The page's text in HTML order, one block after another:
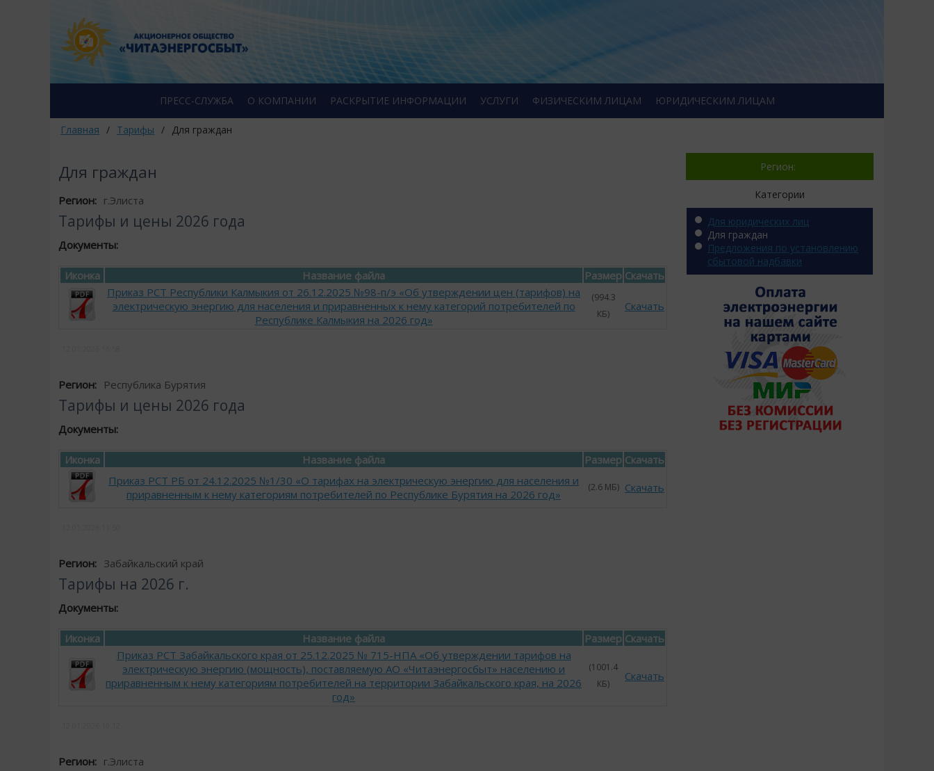
ПРЕСС-СЛУЖБА О КОМПАНИИ РАСКРЫТИЕ ИНФОРМАЦИИ УСЛУГИ ФИЗИЧЕСКИМ ЛИЦАМ ЮРИДИЧЕСКИМ ЛИЦАМ
Главная / Тарифы / Для граждан
Для граждан
Регион: г.Элиста
Тарифы и цены 2026 года
Документы:
Иконка Название файла Размер Скачать
Приказ РСТ Республики Калмыкия от 26.12.2025 №98-п/э «Об утверждении цен (тарифов) на
электрическую энергию для населения и приравненных к нему категорий потребителей по
Республике Калмыкия на 2026 год»
(994.3
КБ)
Скачать
Регион: Республика Бурятия
Тарифы и цены 2026 года
Документы:
Иконка Название файла Размер Скачать
Приказ РСТ РБ от 24.12.2025 №1/30 «О тарифах на электрическую энергию для населения и
приравненным к нему категориям потребителей по Республике Бурятия на 2026 год»
(2.6 МБ) Скачать
Регион: Забайкальский край
Тарифы на 2026 г.
Документы:
Иконка Название файла Размер Скачать
Приказ РСТ Забайкальского края от 25.12.2025 № 715-НПА «Об утверждении тарифов на
электрическую энергию (мощность), поставляемую АО «Читаэнергосбыт» населению и
приравненным к нему категориям потребителей на территории Забайкальского края, на 2026
год»
(1001.4
КБ)
Скачать
Регион: г.Элиста
Регион:
Категории
Для юридических лиц
Для граждан
Предложения по установлению
сбытовой надбавки